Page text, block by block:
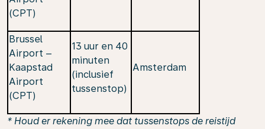
(CPT)
Brussel
Airport –
Kaapstad
Airport
(CPT)
13 uur en 40
minuten
(inclusief
tussenstop)
Amsterdam
* Houd er rekening mee dat tussenstops de reistijd